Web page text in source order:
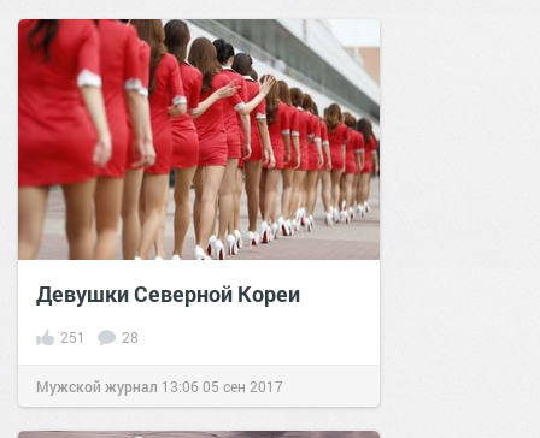
Девушки Северной Кореи
251 28
Мужской журнал 13:0605 сен 2017